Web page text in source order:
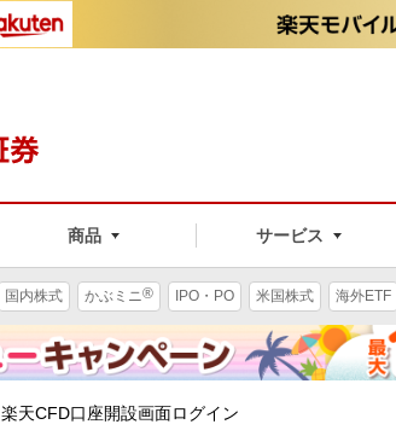
商品 サービス
国内株式 かぶミニ® IPO・PO 米国株式 海外ETF
楽天CFD口座開設画面ログイン